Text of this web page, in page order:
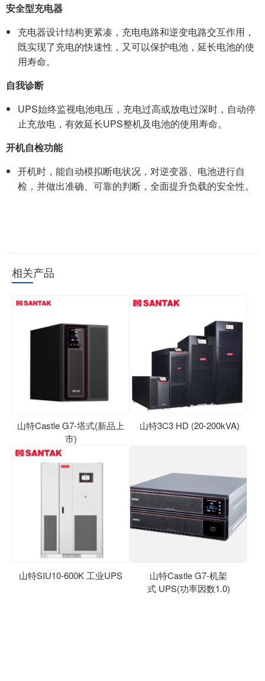
安全型充电器
充电器设计结构更紧凑，充电电路和逆变电路交互作用，
既实现了充电的快速性，又可以保护电池，延长电池的使
用寿命。
自我诊断
UPS始终监视电池电压，充电过高或放电过深时，自动停
止充放电，有效延长UPS整机及电池的使用寿命。
开机自检功能
开机时，能自动模拟断电状况，对逆变器、电池进行自
检，并做出准确、可靠的判断，全面提升负载的安全性。
相关产品
山特Castle G7-塔式(新品上
市)
山特3C3 HD (20-200kVA)
山特SIU10-600K 工业UPS
山特Castle G7-机架
式 UPS(功率因数1.0)